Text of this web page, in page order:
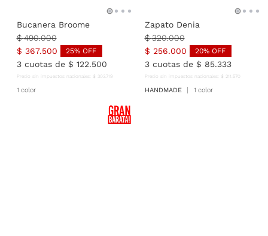
Bucanera Broome
$ 490.000
$ 367.500 25% OFF
3cuotas de $ 122.500
Precio sin impuestos nacionales: $ 303 719
1 color
Zapato Denia
$ 320.000
$ 256.000 20% OFF
3cuotas de $ 85.333
Precio sin impuestos nacionales: $ 211 570
HANDMADE 1 color